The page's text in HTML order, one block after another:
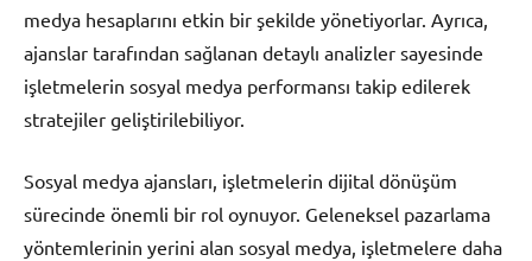
medya hesaplarını etkin bir şekilde yönetiyorlar. Ayrıca,
ajanslar tarafından sağlanan detaylı analizler sayesinde
işletmelerin sosyal medya performansı takip edilerek
stratejiler geliştirilebiliyor.
Sosyal medya ajansları, işletmelerin dijital dönüşüm
sürecinde önemli bir rol oynuyor. Geleneksel pazarlama
yöntemlerinin yerini alan sosyal medya, işletmelere daha